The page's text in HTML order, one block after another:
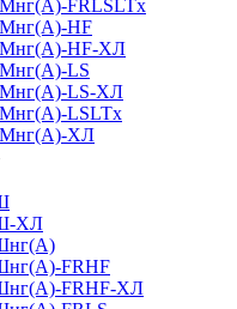
FRLSLTx
HF
HF-ХЛ
LS
LS-ХЛ
LSLTx
ХЛ
ХЛ
FRHF
FRHF-ХЛ